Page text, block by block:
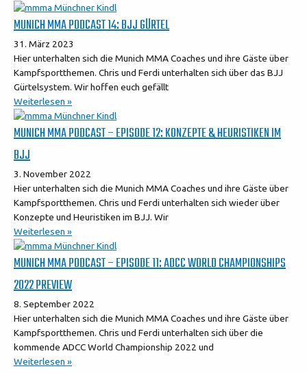
MUNICH MMA PODCAST 14: BJJ GÜRTEL
31. März 2023
Hier unterhalten sich die Munich MMA Coaches und ihre Gäste über
Kampfsportthemen. Chris und Ferdi unterhalten sich über das BJJ
Gürtelsystem. Wir hoffen euch gefällt
Weiterlesen »
MUNICH MMA PODCAST – EPISODE 12: KONZEPTE & HEURISTIKEN IM
BJJ
3. November 2022
Hier unterhalten sich die Munich MMA Coaches und ihre Gäste über
Kampfsportthemen. Chris und Ferdi unterhalten sich wieder über
Konzepte und Heuristiken im BJJ. Wir
Weiterlesen »
MUNICH MMA PODCAST – EPISODE 11: ADCC WORLD CHAMPIONSHIPS
2022 PREVIEW
8. September 2022
Hier unterhalten sich die Munich MMA Coaches und ihre Gäste über
Kampfsportthemen. Chris und Ferdi unterhalten sich über die
kommende ADCC World Championship 2022 und
Weiterlesen »